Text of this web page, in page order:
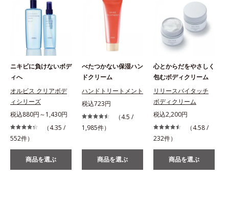
ニキビに負けないボデ
ィへ
オルビス クリアボデ
ィシリーズ
税込880円～1,430円
（4.35 /
552件）
商品を選ぶ
べたつかない保湿ハン
ドクリーム
ハンドトリートメント
税込723円
（4.5 /
1,985件）
商品を選ぶ
心とからだをやさしく
包むボディクリーム
リリースバイタッチ
ボディクリーム
税込2,200円
（4.58 /
232件）
商品を選ぶ